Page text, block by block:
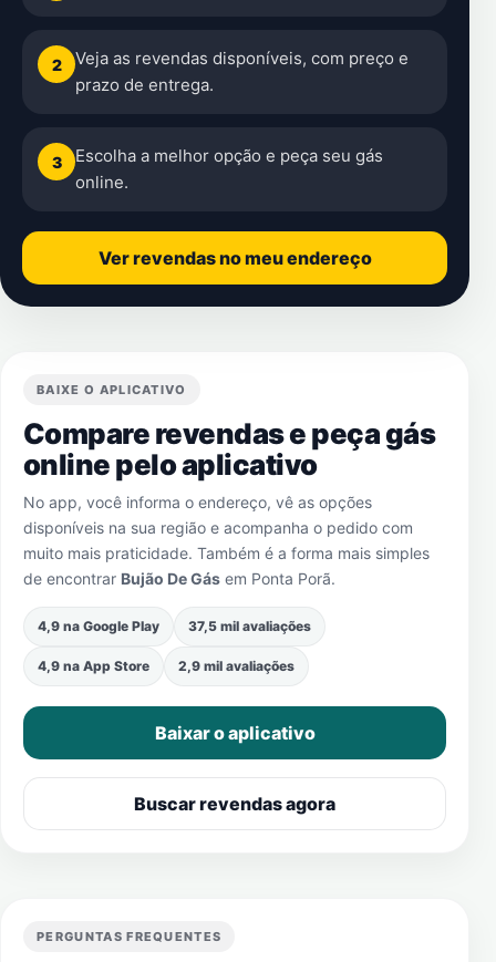
2
Veja as revendas disponíveis, com preço e
prazo de entrega.
3
Escolha a melhor opção e peça seu gás
online.
Ver revendas no meu endereço
BAIXE O APLICATIVO
Compare revendas e peça gás
online pelo aplicativo
No app, você informa o endereço, vê as opções
disponíveis na sua região e acompanha o pedido com
muito mais praticidade. Também é a forma mais simples
de encontrar Bujão De Gás em Ponta Porã.
4,9 na Google Play 37,5 mil avaliações
4,9 na App Store 2,9 mil avaliações
Baixar o aplicativo
Buscar revendas agora
PERGUNTAS FREQUENTES